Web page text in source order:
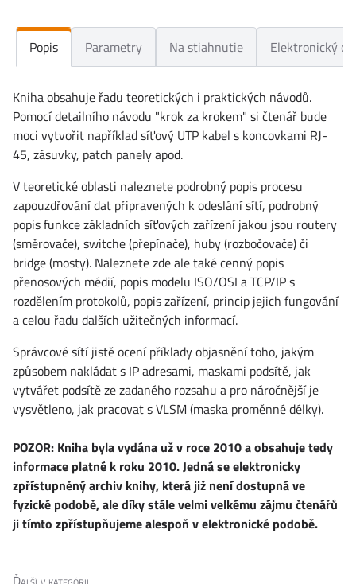
Popis Parametry Na stiahnutie Elektronický
Kniha obsahuje řadu teoretických i praktických návodů.
Pomocí detailního návodu "krok za krokem" si čtenář bude
moci vytvořit například síťový UTP kabel s koncovkami RJ-
45, zásuvky, patch panely apod.
V teoretické oblasti naleznete podrobný popis procesu
zapouzdřování dat připravených k odeslání sítí, podrobný
popis funkce základních síťových zařízení jakou jsou routery
(směrovače), switche (přepínače), huby (rozbočovače) či
bridge (mosty). Naleznete zde ale také cenný popis
přenosových médií, popis modelu ISO/OSI a TCP/IP s
rozdělením protokolů, popis zařízení, princip jejich fungování
a celou řadu dalších užitečných informací.
Správcové sítí jistě ocení příklady objasnění toho, jakým
způsobem nakládat s IP adresami, maskami podsítě, jak
vytvářet podsítě ze zadaného rozsahu a pro náročnější je
vysvětleno, jak pracovat s VLSM (maska proměnné délky).
POZOR: Kniha byla vydána už v roce 2010 a obsahuje tedy
informace platné k roku 2010. Jedná se elektronicky
zpřístupněný archiv knihy, která již není dostupná ve
fyzické podobě, ale díky stále velmi velkému zájmu čtenářů
ji tímto zpřístupňujeme alespoň v elektronické podobě.